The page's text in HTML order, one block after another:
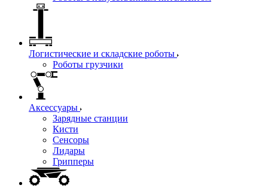
Логистические и складские роботы
Роботы грузчики
Аксессуары
Зарядные станции
Кисти
Сенсоры
Лидары
Грипперы